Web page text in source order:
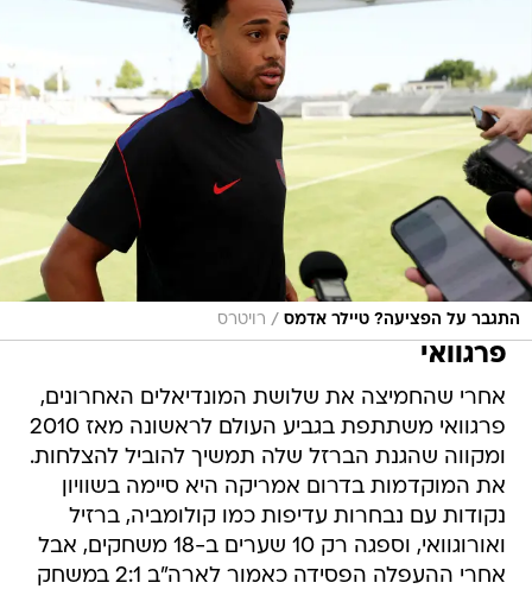
התגבר על הפציעה? טיילר אדמס / רויטרס
פרגוואי
אחרי שהחמיצה את שלושת המונדיאלים האחרונים,
פרגוואי משתתפת בגביע העולם לראשונה מאז 2010
ומקווה שהגנת הברזל שלה תמשיך להוביל להצלחות.
את המוקדמות בדרום אמריקה היא סיימה בשוויון
נקודות עם נבחרות עדיפות כמו קולומביה, ברזיל
ואורוגוואי, וספגה רק 10 שערים ב-18 משחקים, אבל
אחרי ההעפלה הפסידה כאמור לארה"ב 2:1 במשחק